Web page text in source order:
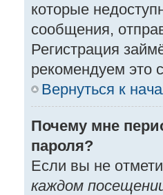
которые
сообщения,
Регистрация
рекомендуем это
Вернуться к
Почему мне
пароля?
Если вы не
каждом